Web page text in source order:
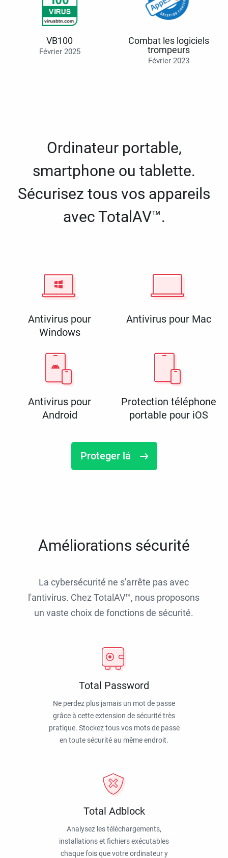
VB100
Février 2025
Combat les logiciels
trompeurs
Février 2023
Ordinateur portable,
smartphone ou tablette.
Sécurisez tous vos appareils
avec TotalAV™.
Antivirus pour
Windows
Antivirus pour Mac
Antivirus pour
Android
Protection téléphone
portable pour iOS
Proteger lá
Améliorations sécurité
La cybersécurité ne s'arrête pas avec
l'antivirus. Chez TotalAV™, nous proposons
un vaste choix de fonctions de sécurité.
Total Password
Ne perdez plus jamais un mot de passe
grâce à cette extension de sécurité très
pratique. Stockez tous vos mots de passe
en toute sécurité au même endroit.
Total Adblock
Analysez les téléchargements,
installations et fichiers exécutables
chaque fois que votre ordinateur y